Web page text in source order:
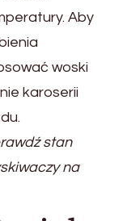
Aby
woski
karoserii
stan
na